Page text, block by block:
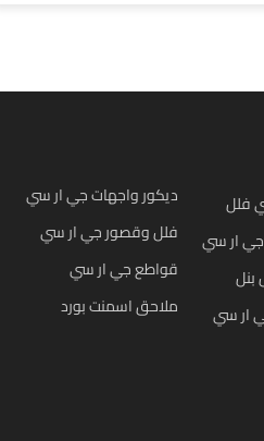
فلل
جي ار سي
بنل
ار سي
ديكور واجهات جي ار سي
فلل وقصور جي ار سي
قواطع جي ار سي
ملاحق اسمنت بورد